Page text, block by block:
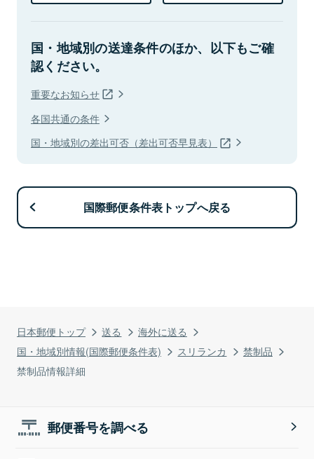
日本郵便トップ 送る
海外に送る
国・地域別情報(国際郵便条件表)
スリランカ
禁制品
禁制品情報詳細
国・地域別の送達条件のほか、以下もご確
認ください。
重要なお知らせ
各国共通の条件
国・地域別の差出可否（差出可否早見表）
国際郵便条件表トップへ戻る
郵便番号を調べる